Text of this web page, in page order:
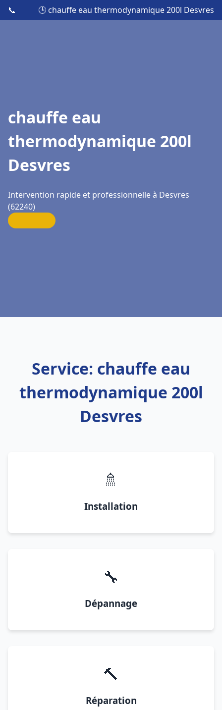
📞 🕒 chauffe eau thermodynamique 200l Desvres
chauffe eau
thermodynamique 200l
Desvres
Intervention rapide et professionnelle à Desvres
(62240)
Service: chauffe eau
thermodynamique 200l
Desvres
🚿
Installation
🔧
Dépannage
🔨
Réparation